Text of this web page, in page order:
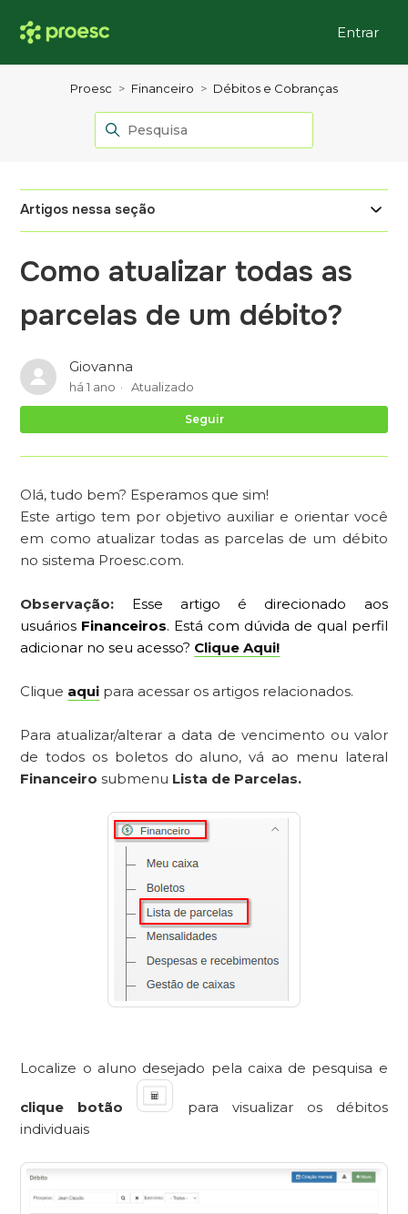
Entrar
Proesc Financeiro Débitos e Cobranças
Artigos nessa seção
Como atualizar todas as
parcelas de um débito?
Giovanna
há 1 ano Atualizado
Seguir
Olá, tudo bem? Esperamos que sim!
Este artigo tem por objetivo auxiliar e orientar você
em como atualizar todas as parcelas de um débito
no sistema Proesc.com.
Observação:
Esse artigo é direcionado aos
usuários Financeiros. Está com dúvida de qual perfil
adicionar no seu acesso? Clique Aqui!
Clique aqui para acessar os artigos relacionados.
Para atualizar/alterar a data de vencimento ou valor
de todos os boletos do aluno, vá ao menu lateral
Financeiro submenu Lista de Parcelas.
Localize o aluno desejado pela caixa de pesquisa e
clique botão
para visualizar os débitos
individuais